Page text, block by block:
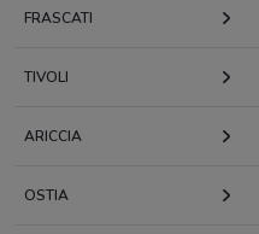
FRASCATI
TIVOLI
ARICCIA
OSTIA